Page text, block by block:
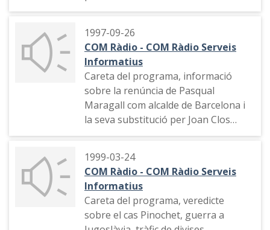
1997-09-26
COM Ràdio - COM Ràdio Serveis
Informatius
Careta del programa, informació
sobre la renúncia de Pasqual
Maragall com alcalde de Barcelona i
la seva substitució per Joan Clos
(Declaracions de Pilar Rahola, Albert
treballadors del Metro de Barcelona,
consell de ministres, etc. Esports
1999-03-24
COM Ràdio - COM Ràdio Serveis
Informatius
Careta del programa, veredicte
sobre el cas Pinochet, guerra a